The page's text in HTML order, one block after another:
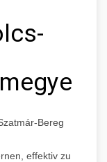
Bereg
effektiv zu